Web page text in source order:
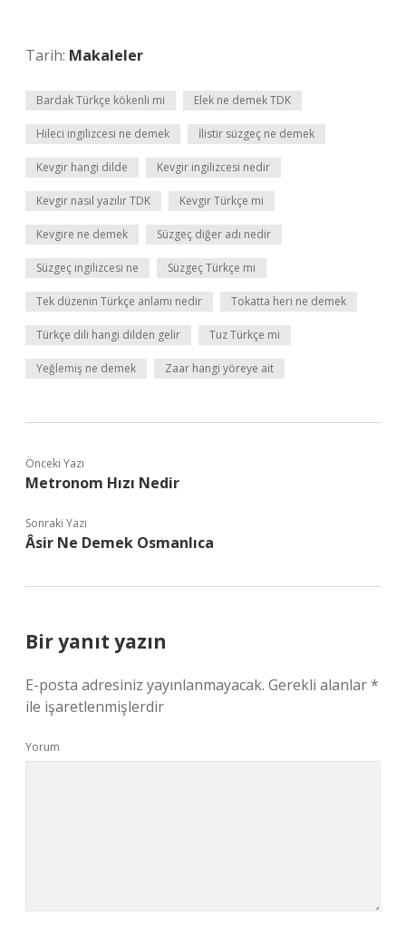
Tarih: Makaleler
Bardak Türkçe kökenli mi Elek ne demek TDK
Hileci ingilizcesi ne demek İlistir süzgeç ne demek
Kevgir hangi dilde Kevgir ingilizcesi nedir
Kevgir nasıl yazılır TDK Kevgir Türkçe mi
Kevgire ne demek Süzgeç diğer adı nedir
Süzgeç ingilizcesi ne Süzgeç Türkçe mi
Tek düzenin Türkçe anlamı nedir Tokatta heri ne demek
Türkçe dili hangi dilden gelir Tuz Türkçe mi
Yeğlemiş ne demek Zaar hangi yöreye ait
Önceki Yazı
Metronom Hızı Nedir
Sonraki Yazı
Âsir Ne Demek Osmanlıca
Bir yanıt yazın
E-posta adresiniz yayınlanmayacak. Gerekli alanlar*
ile işaretlenmişlerdir
Yorum